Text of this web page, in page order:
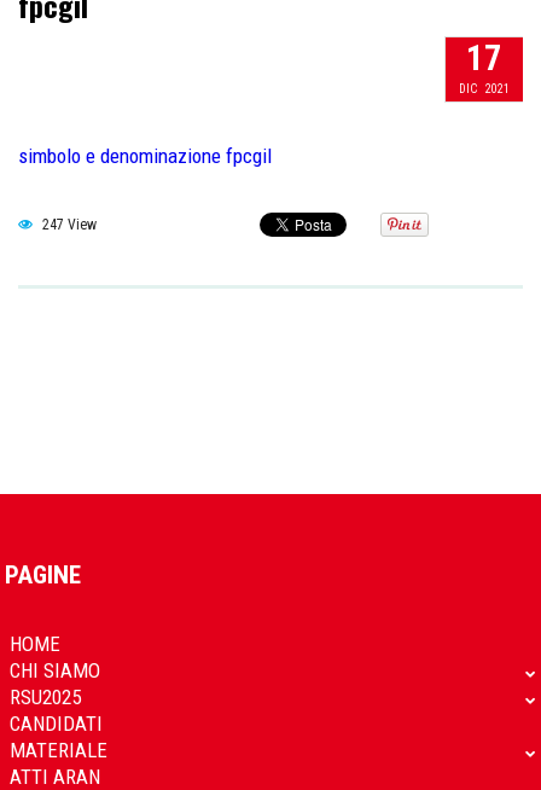
17
DIC 2021
simbolo e denominazione fpcgil
247 View
PAGINE
HOME
CHI SIAMO
RSU2025
CANDIDATI
MATERIALE
ATTI ARAN